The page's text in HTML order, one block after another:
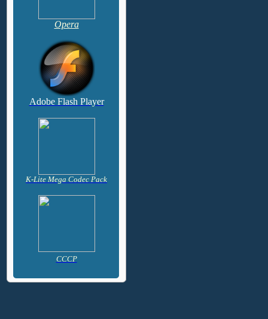
Opera
Adobe Flash Player
K-Lite Mega Codec Pack
CCCP